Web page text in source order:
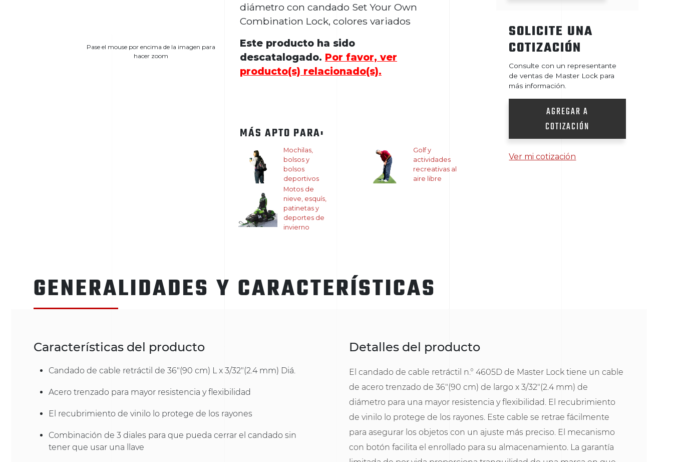
Pase el mouse por encima de la imagen para
hacer zoom
diámetro con candado Set Your Own
Combination Lock, colores variados
Este producto ha sido
descatalogado. Por favor, ver
producto(s) relacionado(s).
MÁS APTO PARA:
Mochilas,
bolsos y
bolsos
deportivos
Golf y
actividades
recreativas al
aire libre
Motos de
nieve, esquís,
patinetas y
deportes de
invierno
SOLICITE UNA
COTIZACIÓN
Consulte con un representante
de ventas de Master Lock para
más información.
AGREGAR A
COTIZACIÓN
Ver mi cotización
GENERALIDADES Y CARACTERÍSTICAS
Características del producto
Candado de cable retráctil de 36"(90 cm) L x 3/32"(2.4 mm) Diá.
Acero trenzado para mayor resistencia y flexibilidad
El recubrimiento de vinilo lo protege de los rayones
Combinación de 3 diales para que pueda cerrar el candado sin
tener que usar una llave
Detalles del producto
El candado de cable retráctil n.° 4605D de Master Lock tiene un cable
de acero trenzado de 36"(90 cm) de largo x 3/32"(2.4 mm) de
diámetro para una mayor resistencia y flexibilidad. El recubrimiento
de vinilo lo protege de los rayones. Este cable se retrae fácilmente
para asegurar los objetos con un ajuste más preciso. El mecanismo
con botón facilita el enrollado para su almacenamiento. La garantía